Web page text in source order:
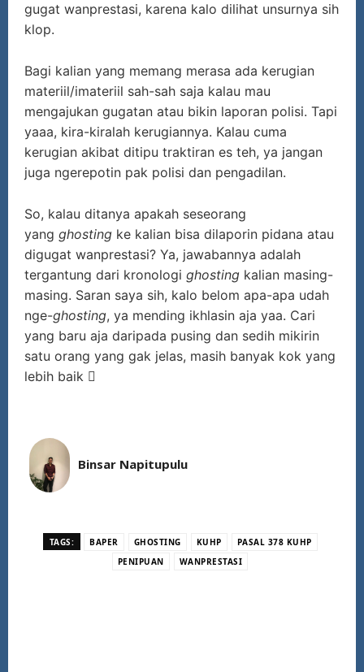
gugat wanprestasi, karena kalo dilihat unsurnya sih
klop.
Bagi kalian yang memang merasa ada kerugian
materiil/imateriil sah-sah saja kalau mau
mengajukan gugatan atau bikin laporan polisi. Tapi
yaaa, kira-kiralah kerugiannya. Kalau cuma
kerugian akibat ditipu traktiran es teh, ya jangan
juga ngerepotin pak polisi dan pengadilan.
So, kalau ditanya apakah seseorang
yang ghosting ke kalian bisa dilaporin pidana atau
digugat wanprestasi? Ya, jawabannya adalah
tergantung dari kronologi ghosting kalian masing-
masing. Saran saya sih, kalo belom apa-apa udah
nge-ghosting, ya mending ikhlasin aja yaa. Cari
yang baru aja daripada pusing dan sedih mikirin
satu orang yang gak jelas, masih banyak kok yang
lebih baik 
Binsar Napitupulu
TAGS: BAPER GHOSTING KUHP
PASAL 378 KUHP
PENIPUAN
WANPRESTASI